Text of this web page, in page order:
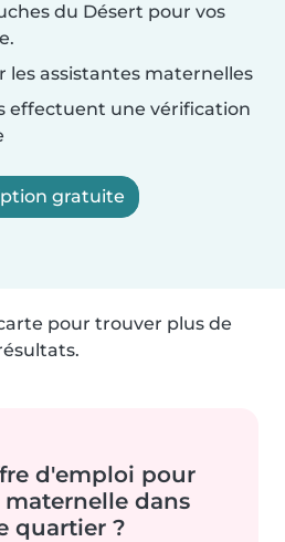
du Désert pour vos
les assistantes maternelles
effectuent une vérification
gratuite
pour trouver plus de
d'emploi pour
maternelle dans
quartier ?